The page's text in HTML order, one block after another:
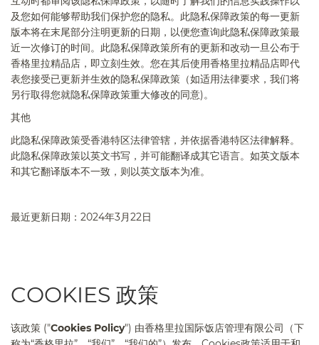
及您如何能够帮助我们保护您的隐私。此隐私保障政策的每一更新
版本将在末尾部分注明更新的日期，以便您查询此隐私保障政策最
近一次修订的时间。此隐私保障政策所有的更新和改动一旦公布于
香格里拉精品店 ，即立刻生效。您在其后使用香格里拉精品店即代
表您接受已更新并生效的隐私保障政策（如适用法律要求，我们将
另行取得您就隐私保障政策重大修改的同意)。
其他
此隐私保障政策受香港特区法律管辖，并依据香港特区法律解释。
此隐私保障政策以英文书写，并可能翻译成其它语言。如英文版本
和其它翻译版本不一致，则以英文版本为准。
最近更新日期： 2024年3月22日
COOKIES 政策
该政策 ("Cookies Policy") 由香格里拉国际饭店管理有限公司（下